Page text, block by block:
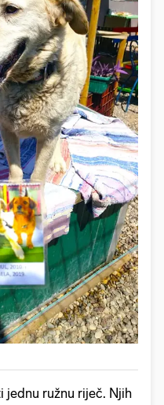
jednu ružnu riječ. Njih